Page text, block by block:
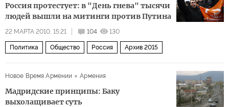
Россия протестует: в "День гнева" тысячи
людей вышли на митинги против Путина
22 МАРТА 2010, 15:21 104 130
Политика Общество Россия Архив 2015
Новое Время Армении Армения
Мадридские принципы: Баку
выхолащивает суть